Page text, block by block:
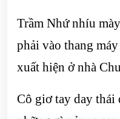
Trầm Nhứ nhíu
phải vào thang
xuất hiện ở nhà
Cô giơ tay day thái